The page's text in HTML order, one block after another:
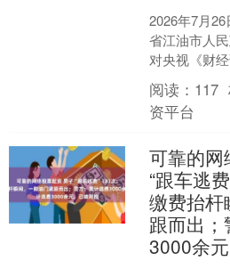
2026年7月
省江油市人
对央视《财
规销售贩卖
日，总台《
阅读： 117
资平台
可靠的
“跟车逃
缴费抬
跟而出
3000余